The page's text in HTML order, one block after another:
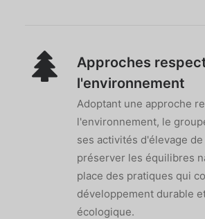
Approches
l'environnement
Adoptant une approche
l'environnement, le
ses activités d'élevage
préserver les équilibres
place des pratiques qui
développement durable
écologique.